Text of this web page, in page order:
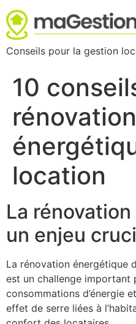
Conseils pour la gestion
10
rénovation
location
La
un enjeu
La rénovation énergétique
est un challenge important
consommations d’énergie
effet de serre liées à